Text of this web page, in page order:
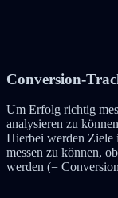
Conversion-
Um Erfolg richtig
analysieren zu
Hierbei werden Ziele
messen zu können,
werden (=